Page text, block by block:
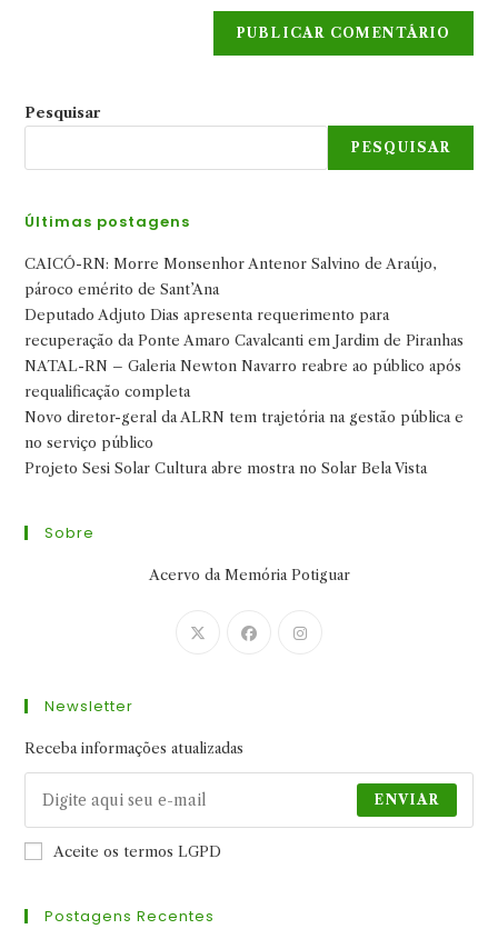
Pesquisar
PESQUISAR
Últimas postagens
CAICÓ-RN: Morre Monsenhor Antenor Salvino de Araújo,
pároco emérito de Sant’Ana
Deputado Adjuto Dias apresenta requerimento para
recuperação da Ponte Amaro Cavalcanti em Jardim de Piranhas
NATAL-RN – Galeria Newton Navarro reabre ao público após
requalificação completa
Novo diretor-geral da ALRN tem trajetória na gestão pública e
no serviço público
Projeto Sesi Solar Cultura abre mostra no Solar Bela Vista
Sobre
Acervo da Memória Potiguar
Abre
Abre
Newsletter
Receba informações atualizadas
ENVIAR
Aceite os termos LGPD
Postagens Recentes